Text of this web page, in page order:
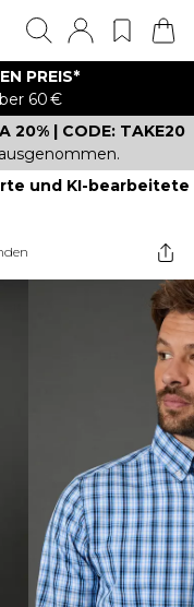
PREIS*
60 €
20% | CODE: TAKE20
und KI-bearbeitete